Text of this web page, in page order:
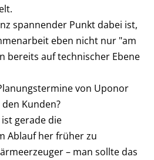
spannender Punkt dabei ist,
eben nicht nur "am
bereits auf technischer Ebene
von Uponor
Kunden?
gerade die
Ablauf her früher zu
– man sollte das